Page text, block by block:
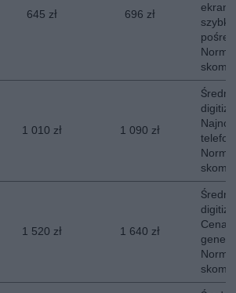
645 zł 696 zł
1 010 zł 1 090 zł
Średni
1 520 zł 1 640 zł
Średni
Cena